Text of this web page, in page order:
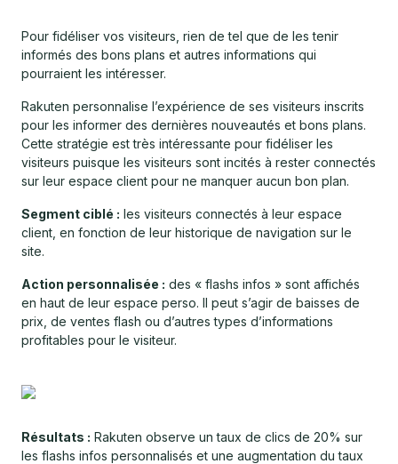
Pour fidéliser vos visiteurs, rien de tel que de les tenir
informés des bons plans et autres informations qui
pourraient les intéresser.
Rakuten personnalise l’expérience de ses visiteurs inscrits
pour les informer des dernières nouveautés et bons plans.
Cette stratégie est très intéressante pour fidéliser les
visiteurs puisque les visiteurs sont incités à rester connectés
sur leur espace client pour ne manquer aucun bon plan.
Segment ciblé : les visiteurs connectés à leur espace
client, en fonction de leur historique de navigation sur le
site.
Action personnalisée : des « flashs infos » sont affichés
en haut de leur espace perso. Il peut s’agir de baisses de
prix, de ventes flash ou d’autres types d’informations
profitables pour le visiteur.
Résultats : Rakuten observe un taux de clics de 20% sur
les flashs infos personnalisés et une augmentation du taux